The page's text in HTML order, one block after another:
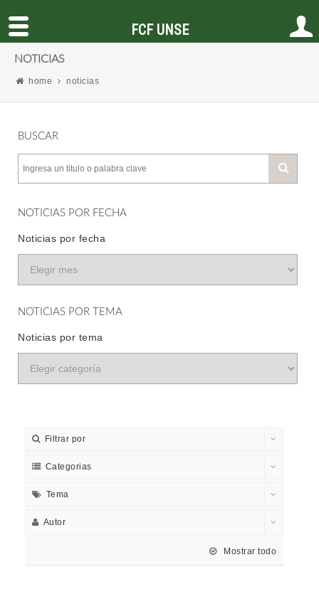
NOTICIAS
home noticias
BUSCAR
NOTICIAS POR FECHA
Noticias por fecha
NOTICIAS POR TEMA
Noticias por tema
Filtrar por
Categorias
Tema
Autor
Mostrar todo
FCF UNSE